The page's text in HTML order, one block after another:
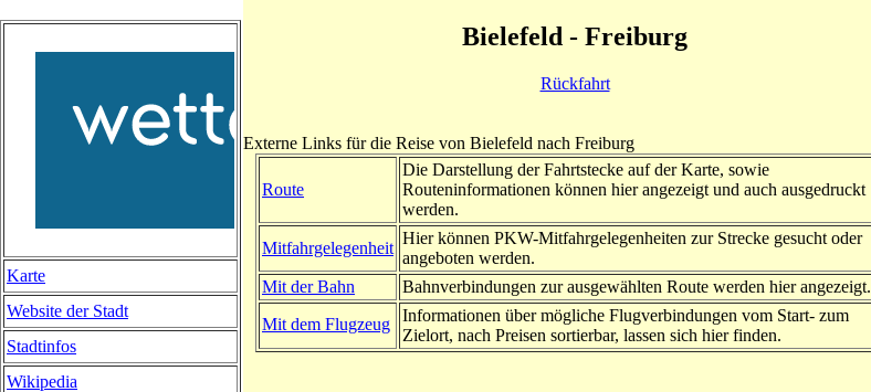
Bielefeld - Freiburg
Rückfahrt
Externe Links für die Reise von Bielefeld nach Freiburg
Route
Die Darstellung der Fahrtstecke auf der Karte, sowie
Routeninformationen können hier angezeigt und auch ausgedruckt
werden.
Mitfahrgelegenheit
Hier können PKW-Mitfahrgelegenheiten zur Strecke gesucht oder
angeboten werden.
Mit der Bahn
Bahnverbindungen zur ausgewählten Route werden hier angezeigt.
Mit dem Flugzeug
Informationen über mögliche Flugverbindungen vom Start- zum
Zielort, nach Preisen sortierbar, lassen sich hier finden.
Karte
Website der Stadt
Stadtinfos
Wikipedia